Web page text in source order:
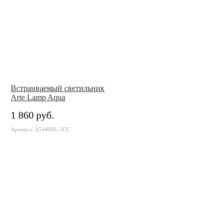
Встраиваемый светильник
Arte Lamp Aqua
1 860 руб.
Артикул: A5440PL-3CC